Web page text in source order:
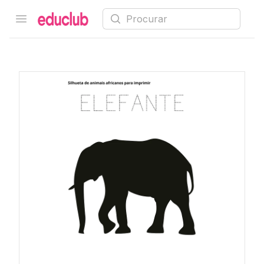
Open menu
Educlub Procurar